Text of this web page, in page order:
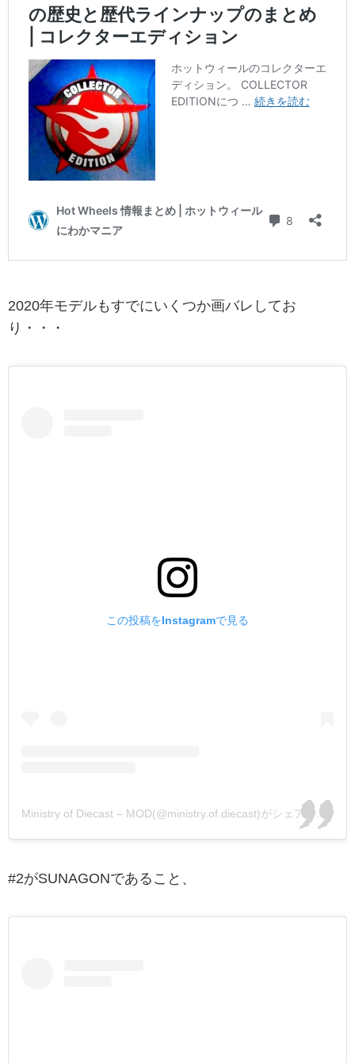
2020年モデルもすでにいくつか画バレしてお
り・・・
この投稿をInstagramで見る
Ministry of Diecast – MOD(@ministry.of.diecast)がシェアした投稿
#2がSUNAGONであること、